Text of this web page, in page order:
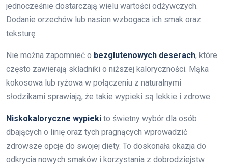
jednocześnie dostarczają wielu wartości odżywczych.
Dodanie orzechów lub nasion wzbogaca ich smak oraz
teksturę.
Nie można zapomnieć o bezglutenowych deserach, które
często zawierają składniki o niższej kaloryczności. Mąka
kokosowa lub ryżowa w połączeniu z naturalnymi
słodzikami sprawiają, że takie wypieki są lekkie i zdrowe.
Niskokaloryczne wypieki to świetny wybór dla osób
dbających o linię oraz tych pragnących wprowadzić
zdrowsze opcje do swojej diety. To doskonała okazja do
odkrycia nowych smaków i korzystania z dobrodziejstw